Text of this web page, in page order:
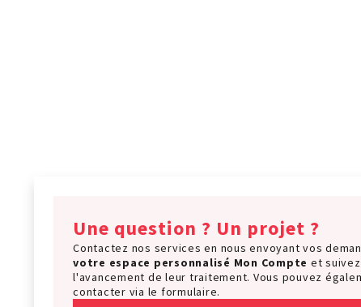
Une question ? Un projet ?
Contactez nos services en nous envoyant vos
votre espace personnalisé Mon Compte et suivez
l'avancement de leur traitement. Vous pouvez
contacter via le formulaire.